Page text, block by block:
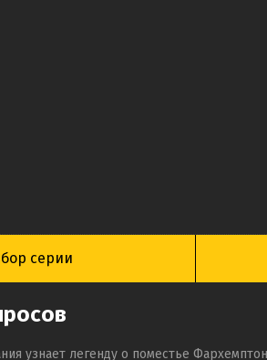
серии
узнает легенду о поместье